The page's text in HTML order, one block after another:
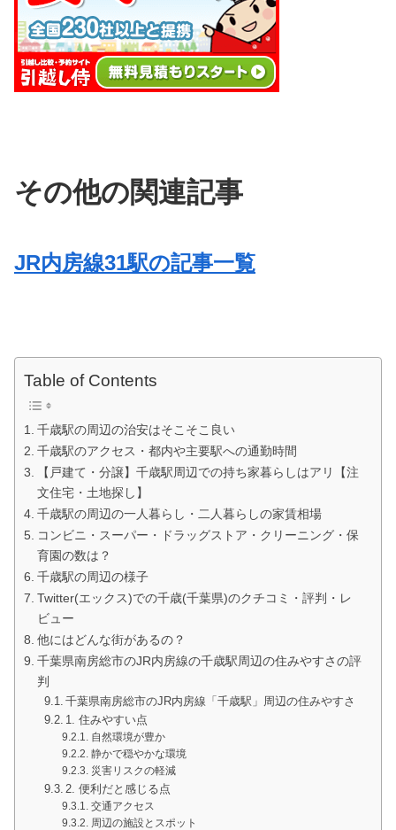
その他の関連記事
JR内房線31駅の記事一覧
Table of Contents
千歳駅の周辺の治安はそこそこ良い
千歳駅のアクセス・都内や主要駅への通勤時間
【戸建て・分譲】千歳駅周辺での持ち家暮らしはアリ【注
文住宅・土地探し】
千歳駅の周辺の一人暮らし・二人暮らしの家賃相場
コンビニ・スーパー・ドラッグストア・クリーニング・保
育園の数は？
千歳駅の周辺の様子
Twitter(エックス)での千歳(千葉県)のクチコミ・評判・レ
ビュー
他にはどんな街があるの？
千葉県南房総市のJR内房線の千歳駅周辺の住みやすさの評
判
千葉県南房総市のJR内房線「千歳駅」周辺の住みやすさ
1. 住みやすい点
自然環境が豊か
静かで穏やかな環境
災害リスクの軽減
2. 便利だと感じる点
交通アクセス
周辺の施設とスポット